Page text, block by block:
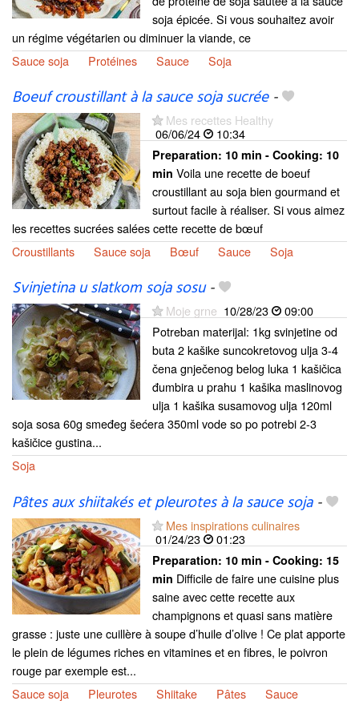
soja épicée. Si vous souhaitez avoir
un régime végétarien ou diminuer la viande, ce
Sauce soja
Protéines Sauce Soja
Boeuf croustillant à la sauce soja sucrée-
Mes recettes Healthy
06/06/24
10:34
Preparation: 10 min - Cooking: 10
min Voila une recette de boeuf
croustillant au soja bien gourmand et
surtout facile à réaliser. Si vous aimez
les recettes sucrées salées cette recette de bœuf
Croustillants
Sauce soja Bœuf Sauce Soja
Svinjetina u slatkom soja sosu-
Moje grne 10/28/23
09:00
Potreban materijal: 1kg svinjetine od
buta 2 kašike suncokretovog ulja 3-4
čena gnječenog belog luka 1 kašičica
đumbira u prahu 1 kašika maslinovog
ulja 1 kašika susamovog ulja 120ml
soja sosa 60g smeđeg šećera 350ml vode so po potrebi 2-3
kašičice gustina...
Soja
Pâtes aux shiitakés et pleurotes à la sauce soja-
Mes inspirations culinaires
01/24/23
01:23
Preparation: 10 min - Cooking: 15
min Difficile de faire une cuisine plus
saine avec cette recette aux
champignons et quasi sans matière
grasse : juste une cuillère à soupe d’huile d’olive ! Ce plat apporte
le plein de légumes riches en vitamines et en fibres, le poivron
rouge par exemple est...
Sauce soja
Pleurotes Shiitake Pâtes Sauce